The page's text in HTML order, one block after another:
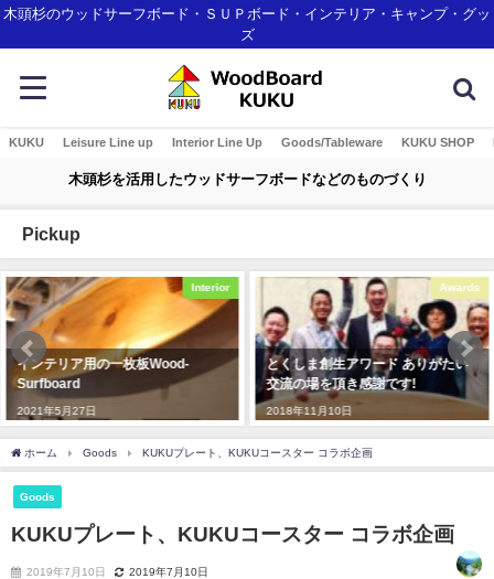
木頭杉のウッドサーフボード・ＳＵＰボード・インテリア・キャンプ・グッ
ズ
KUKU Leisure Line up Interior Line Up Goods/Tableware KUKU SHOP
木頭杉を活用したウッドサーフボードなどのものづくり
Pickup
Interior
インテリア用の一枚板Wood-
Surfboard
2021年5月27日
Awards
とくしま創生アワード ありがたい
交流の場を頂き感謝です!
2018年11月10日
ホーム Goods KUKUプレート、KUKUコースター コラボ企画
Goods
KUKUプレート、KUKUコースター コラボ企画
2019年7月10日 2019年7月10日